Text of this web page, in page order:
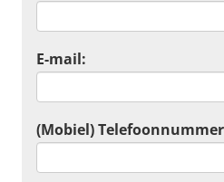
E-mail:
(Mobiel)